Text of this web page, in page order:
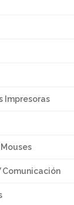
Impresoras
Comunicación